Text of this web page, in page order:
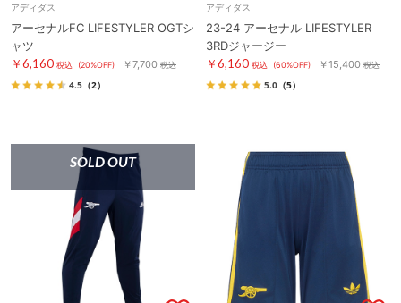
アディダス
アーセナルFC LIFESTYLER OGTシ
ャツ
￥6,160 税込 (20%OFF) ￥7,700 税込
4.5 （2）
アディダス
23-24 アーセナル LIFESTYLER
3RDジャージー
￥6,160 税込 (60%OFF) ￥15,400 税込
5.0 （5）
SOLD OUT